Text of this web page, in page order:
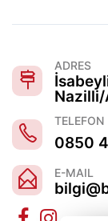
ADRES
Nazilli/
TELEFON
0850
E-MAIL